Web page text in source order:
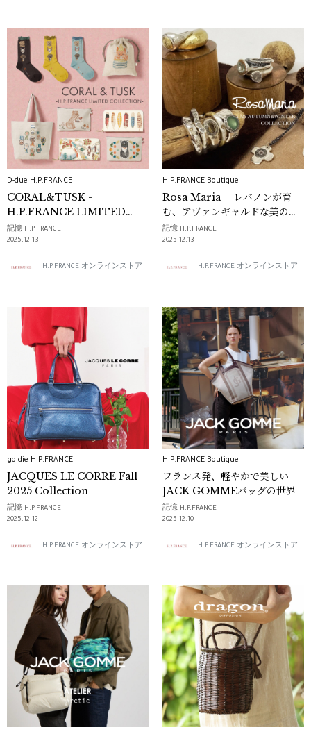
D-due H.P.FRANCE
CORAL&TUSK -
H.P.FRANCE LIMITED
COLLECTION-
記憶 H.P.FRANCE
2025.12.13
H.P.FRANCE オンラインストア
H.P.FRANCE Boutique
Rosa Maria ―レバノンが育
む、アヴァンギャルドな美のジ
ュエリー
記憶 H.P.FRANCE
2025.12.13
H.P.FRANCE オンラインストア
goldie H.P.FRANCE
JACQUES LE CORRE Fall
2025 Collection
記憶 H.P.FRANCE
2025.12.12
H.P.FRANCE オンラインストア
H.P.FRANCE Boutique
フランス発、軽やかで美しい
JACK GOMMEバッグの世界
記憶 H.P.FRANCE
2025.12.10
H.P.FRANCE オンラインストア